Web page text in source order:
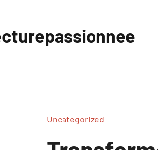
Uncategorized